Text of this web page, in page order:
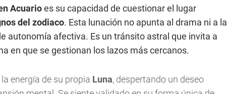
Acuarioes su capacidad de cuestionar el lugar
del zodiaco. Esta lunación no apunta al drama ni a la
autonomía afectiva. Es un tránsito astral que invita a
en que se gestionan los lazos más cercanos.
energía de su propia Luna, despertando un deseo